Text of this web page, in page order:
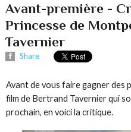
Avant-première -
Princesse de
Tavernier
Share
Avant de vous faire gagner des
film de Bertrand Tavernier qui
prochain, en voici la critique.